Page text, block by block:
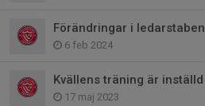
Förändringar i ledarstaben
6 feb 2024
Kvällens träning är inställd
17 maj 2023